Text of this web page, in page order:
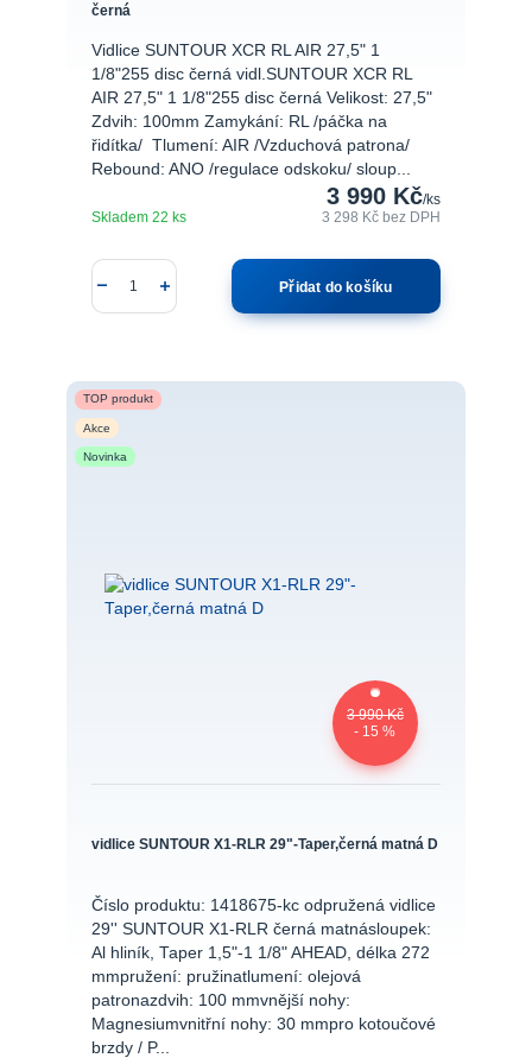
černá
Vidlice SUNTOUR XCR RL AIR 27,5" 1
1/8"255 disc černá vidl.SUNTOUR XCR RL
AIR 27,5" 1 1/8"255 disc černá Velikost: 27,5"
Zdvih: 100mm Zamykání: RL /páčka na
řidítka/ Tlumení: AIR /Vzduchová patrona/
Rebound: ANO /regulace odskoku/ sloup...
3 990 Kč/ks
3 298 Kč bez DPH
Skladem 22 ks
Přidat do košíku
TOP produkt
Akce
Novinka
3 990 Kč
- 15 %
vidlice SUNTOUR X1-RLR 29"-Taper,černá matná D
Číslo produktu: 1418675-kc odpružená vidlice
29'' SUNTOUR X1-RLR černá matnásloupek:
Al hliník, Taper 1,5"-1 1/8" AHEAD, délka 272
mmpružení: pružinatlumení: olejová
patronazdvih: 100 mmvnější nohy:
Magnesiumvnitřní nohy: 30 mmpro kotoučové
brzdy / P...